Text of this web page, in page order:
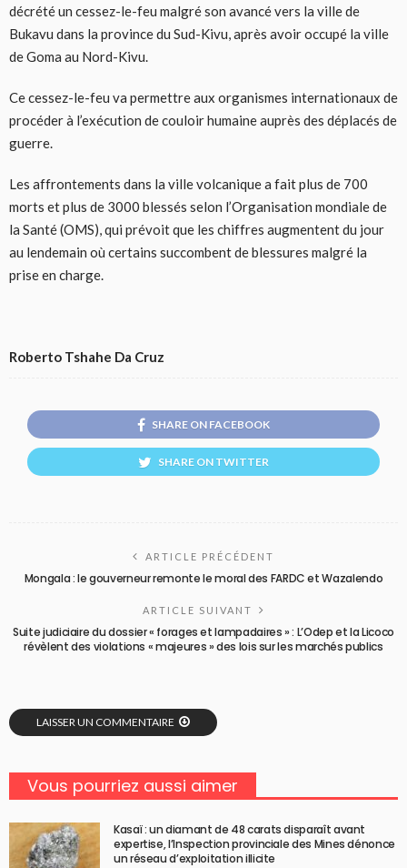
décrété un cessez-le-feu malgré son avancé vers la ville de
Bukavu dans la province du Sud-Kivu, après avoir occupé la ville
de Goma au Nord-Kivu.
Ce cessez-le-feu va permettre aux organismes internationaux de
procéder à l’exécution de couloir humaine auprès des déplacés de
guerre.
Les affrontements dans la ville volcanique a fait plus de 700
morts et plus de 3000 blessés selon l’Organisation mondiale de
la Santé (OMS), qui prévoit que les chiffres augmentent du jour
au lendemain où certains succombent de blessures malgré la
prise en charge.
Roberto Tshahe Da Cruz
SHARE ON FACEBOOK
SHARE ON TWITTER
ARTICLE PRÉCÉDENT
Mongala : le gouverneur remonte le moral des FARDC et Wazalendo
ARTICLE SUIVANT
Suite judiciaire du dossier « forages et lampadaires » : L’Odep et la Licoco
révèlent des violations « majeures » des lois sur les marchés publics
LAISSER UN COMMENTAIRE
Vous pourriez aussi aimer
Kasaï : un diamant de 48 carats disparaît avant
expertise, l’Inspection provinciale des Mines dénonce
un réseau d’exploitation illicite